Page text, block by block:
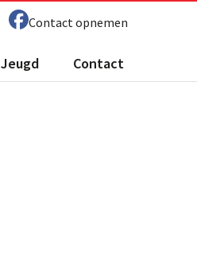
Contact opnemen
Jeugd Contact